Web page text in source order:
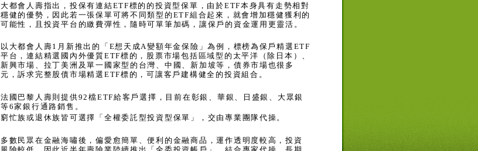
大都會人壽指出，投保有連結ETF標的的投資型保單，由於ETF本身具有走勢相對
穩健的優勢，因此若一張保單可將不同類型的 ETF組合起來，就會增加穩健獲利的
可能性，且投資平台的繳費彈性，隨時可單筆加碼，讓保戶的資金運用更靈活。
以大都會人壽1 月新推出的「 E想天成A變額年金保險」為例，標榜為保戶精選 ETF
平台，連結精選國內外優質ETF標的，股票市場包括區域型的太平洋（除日本）、
新興市場、拉丁美洲及單一國家型的台灣、中國、新加坡等，債券市場也很多
元，訴求完整股債市場精選 ETF標的，可讓客戶建構健全的投資組合。
法國巴黎人壽則提供92檔ETF給客戶選擇，目前在彰銀、華銀、日盛銀、大眾銀
等6家銀行通路銷售。
窮忙族或退休族皆可選擇「全權委託型投資型保單」，交由專業團隊代操。
多數民眾在金融海嘯後，偏愛愈簡單、便利的金融商品，運作透明度較高，投資